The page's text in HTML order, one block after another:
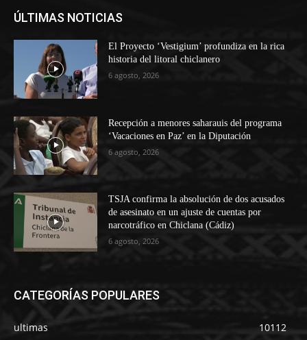
ÚLTIMAS NOTICIAS
El Proyecto ‘Vestigium’ profundiza en la rica
historia del litoral chiclanero
6 agosto, 2026
Recepción a menores saharauis del programa
‘Vacaciones en Paz’ en la Diputación
6 agosto, 2026
TSJA confirma la absolución de dos acusados
de asesinato en un ajuste de cuentas por
narcotráfico en Chiclana (Cádiz)
6 agosto, 2026
CATEGORÍAS POPULARES
ultimas
10112